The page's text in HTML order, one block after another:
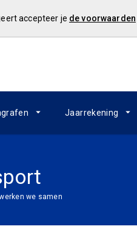
Jaarrekening
we samen
accepteer je de voorwaarden